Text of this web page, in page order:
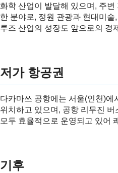
화학 산업이 발달해 있으며, 주
한 분야로, 정원 관광과 현대미
루즈 산업의 성장도 앞으로의 경
저가 항공권
다카마쓰 공항에는 서울(인천)에
위치하고 있으며, 공항 리무진
모두 효율적으로 운영되고 있어
기후